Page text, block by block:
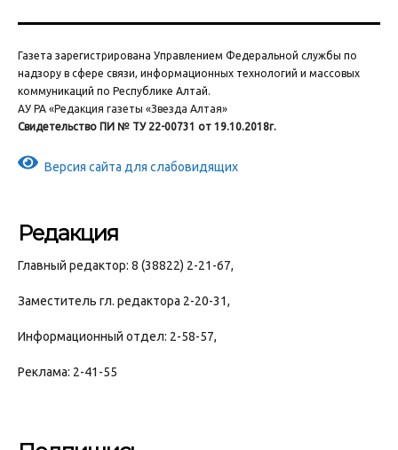
Газета зарегистрирована Управлением Федеральной службы по
надзору в сфере связи, информационных технологий и массовых
коммуникаций по Республике Алтай.
АУ РА «Редакция газеты «Звезда Алтая»
Свидетельство ПИ № ТУ 22-00731 от 19.10.2018г.
Версия сайта для слабовидящих
Редакция
Главный редактор: 8 (38822) 2-21-67,
Заместитель гл. редактора 2-20-31,
Информационный отдел: 2-58-57,
Реклама: 2-41-55